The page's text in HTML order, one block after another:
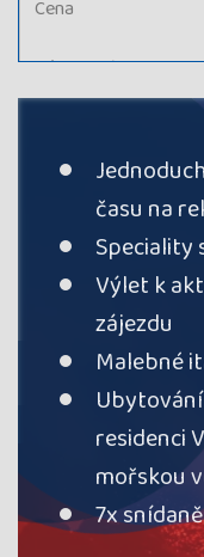
uzavřeno
Kód termínu
Cena
VYPRODÁNO,
Kód termínu
Cena
času na
Speciality
Výlet k
zájezdu
Malebné
residenci
mořskou
7x